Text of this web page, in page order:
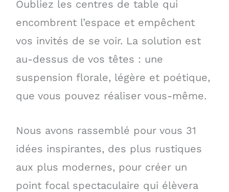
Oubliez les centres de table qui
encombrent l’espace et empêchent
vos invités de se voir. La solution est
au-dessus de vos têtes : une
suspension florale, légère et poétique,
que vous pouvez réaliser vous-même.
Nous avons rassemblé pour vous 31
idées inspirantes, des plus rustiques
aux plus modernes, pour créer un
point focal spectaculaire qui élèvera